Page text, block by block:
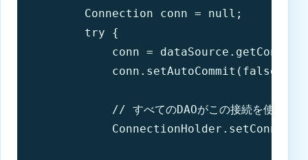
        Connection conn = null;
        try {
conn =
            conn.setAutoCommit(false);
// すべてのDAOがこの接続を使用する